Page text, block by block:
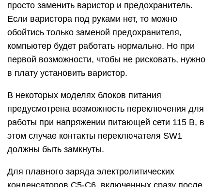
просто заменить варистор и предохранитель.
Если варистора под руками нет, то можно
обойтись только заменой предохранителя,
компьютер будет работать нормально. Но при
первой возможности, чтобы не рисковать, нужно
в плату установить варистор.
В некоторых моделях блоков питания
предусмотрена возможность переключения для
работы при напряжении питающей сети 115 В, в
этом случае контакты переключателя SW1
должны быть замкнуты.
Для плавного заряда электролитических